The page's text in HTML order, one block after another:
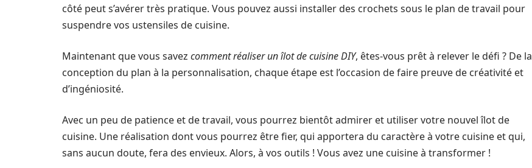
côté peut s’avérer très pratique. Vous pouvez aussi installer des crochets sous le plan de travail pour
suspendre vos ustensiles de cuisine.
Maintenant que vous savez comment réaliser un îlot de cuisine DIY, êtes-vous prêt à relever le défi ? De la
conception du plan à la personnalisation, chaque étape est l’occasion de faire preuve de créativité et
d’ingéniosité.
Avec un peu de patience et de travail, vous pourrez bientôt admirer et utiliser votre nouvel îlot de
cuisine. Une réalisation dont vous pourrez être fier, qui apportera du caractère à votre cuisine et qui,
sans aucun doute, fera des envieux. Alors, à vos outils ! Vous avez une cuisine à transformer !